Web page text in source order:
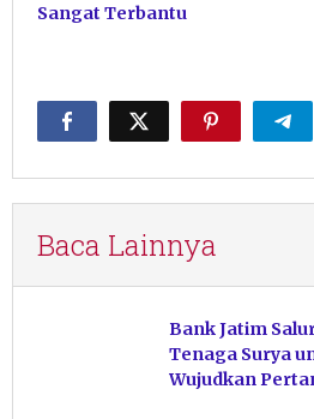
Sangat Terbantu
Baca Lainnya
Bank Jatim
Tenaga Surya
Wujudkan